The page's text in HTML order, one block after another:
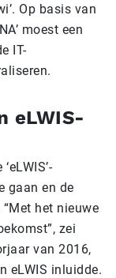
Op basis van
moest een
IT-
eLWIS-
gaan en de
het nieuwe
zei
van 2016,
eLWIS inluidde.